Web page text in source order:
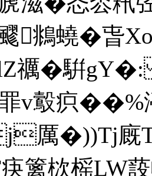
鴵蟯�旾
禲�騈gY�:
v鷇疻
厲�))Tj廐
篱栨榣